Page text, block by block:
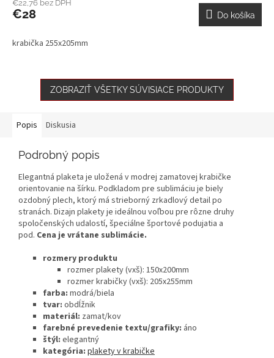
€22,76 bez DPH
€28 Do košíka
krabička 255x205mm
ZOBRAZIŤ VŠETKY SÚVISIACE PRODUKTY
Popis Diskusia
Podrobný popis
Elegantná plaketa je uložená v modrej zamatovej krabičke
orientovanie na šírku. Podkladom pre sublimáciu je biely
ozdobný plech, ktorý má strieborný zrkadlový detail po
stranách. Dizajn plakety je ideálnou voľbou pre rôzne druhy
spoločenských udalostí, špeciálne športové podujatia a
pod. Cena je vrátane sublimácie.
rozmery produktu
rozmer plakety (vxš): 150x200mm
rozmer krabičky (vxš): 205x255mm
farba: modrá/biela
tvar: obdĺžnik
materiál: zamat/kov
farebné prevedenie textu/grafiky: áno
štýl: elegantný
kategória: plakety v krabičke